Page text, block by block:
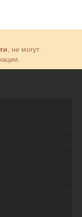
, не могут